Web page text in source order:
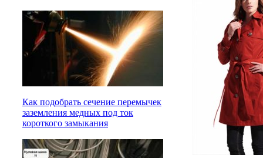
Как подобрать сечение перемычек
заземления медных под ток
короткого замыкания